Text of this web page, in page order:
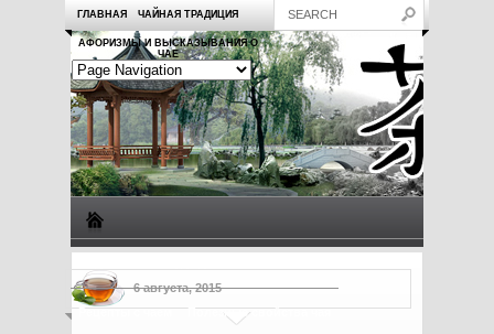
ГЛАВНАЯ ЧАЙНАЯ ТРАДИЦИЯ
АФОРИЗМЫ И ВЫСКАЗЫВАНИЯ О
ЧАЕ
Рецепты с чаем Полезные свойства чая
6 августа, 2015